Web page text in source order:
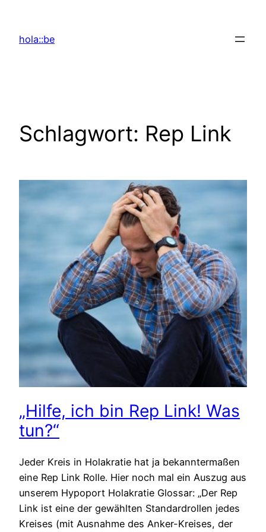
springen
hola::be
Schlagwort: Rep Link
„Hilfe, ich bin Rep Link! Was
tun?“
Jeder Kreis in Holakratie hat ja bekanntermaßen
eine Rep Link Rolle. Hier noch mal ein Auszug aus
unserem Hypoport Holakratie Glossar: „Der Rep
Link ist eine der gewählten Standardrollen jedes
Kreises (mit Ausnahme des Anker-Kreises, der